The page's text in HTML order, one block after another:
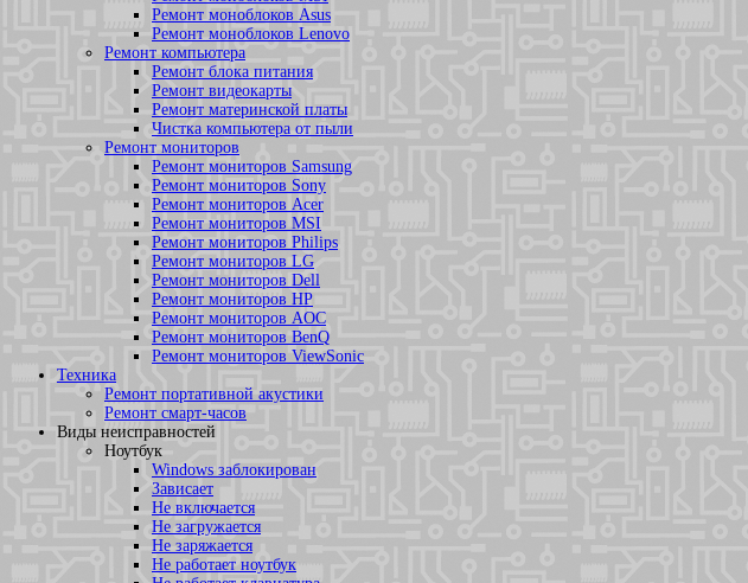
Ремонт моноблоков Asus
Ремонт моноблоков Lenovo
Ремонт компьютера
Ремонт блока питания
Ремонт видеокарты
Ремонт материнской платы
Чистка компьютера от пыли
Ремонт мониторов
Ремонт мониторов Samsung
Ремонт мониторов Sony
Ремонт мониторов Acer
Ремонт мониторов MSI
Ремонт мониторов Philips
Ремонт мониторов LG
Ремонт мониторов Dell
Ремонт мониторов HP
Ремонт мониторов AOC
Ремонт мониторов BenQ
Ремонт мониторов ViewSonic
Техника
Ремонт портативной акустики
Ремонт смарт-часов
Виды неисправностей
Ноутбук
Windows заблокирован
Зависает
Не включается
Не загружается
Не заряжается
Не работает ноутбук